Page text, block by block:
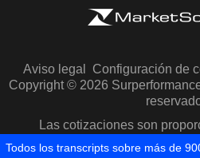
Aviso legal Configuración de
Copyright © 2026
Las cotizaciones son
Morningstar y
Todos los transcripts sobre más de